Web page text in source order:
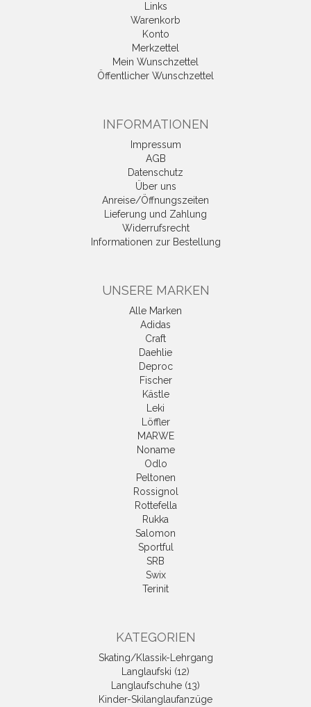
Links
Warenkorb
Konto
Merkzettel
Mein Wunschzettel
Öffentlicher Wunschzettel
INFORMATIONEN
Impressum
AGB
Datenschutz
Über uns
Anreise/Öffnungszeiten
Lieferung und Zahlung
Widerrufsrecht
Informationen zur Bestellung
UNSERE MARKEN
Alle Marken
Adidas
Craft
Daehlie
Deproc
Fischer
Kästle
Leki
Löffler
MARWE
Noname
Odlo
Peltonen
Rossignol
Rottefella
Rukka
Salomon
Sportful
SRB
Swix
Terinit
KATEGORIEN
Skating/Klassik-Lehrgang
Langlaufski (12)
Langlaufschuhe (13)
Kinder-Skilanglaufanzüge